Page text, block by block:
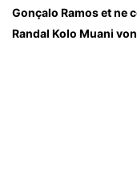
Gonçalo Ramos et ne
Randal Kolo Muani